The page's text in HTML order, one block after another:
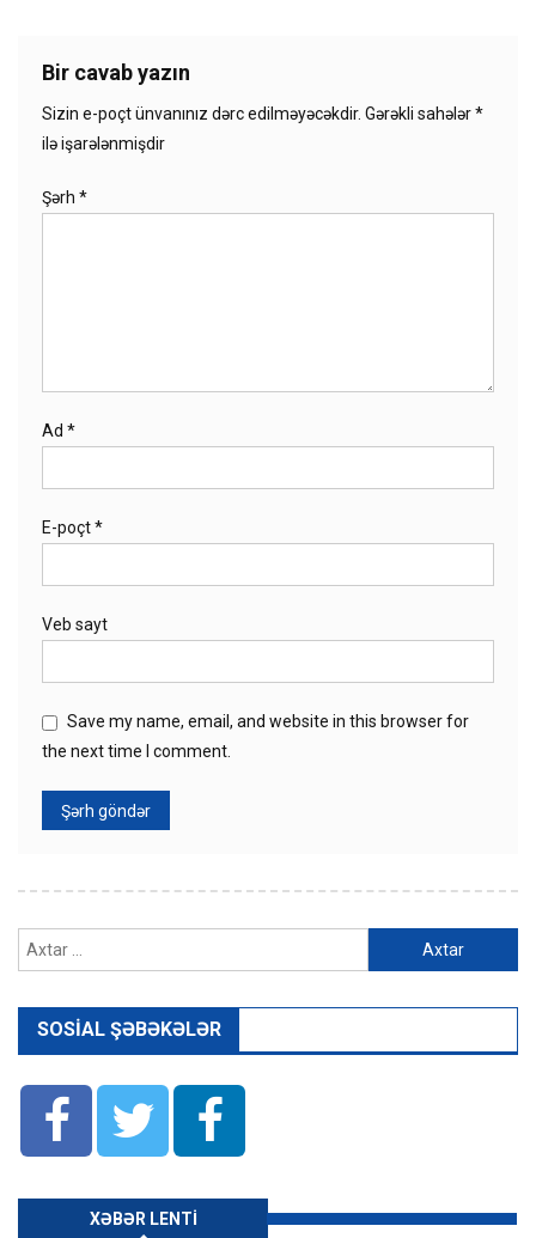
Bir cavab yazın
Sizin e-poçt ünvanınız dərc edilməyəcəkdir. Gərəkli sahələr*
ilə işarələnmişdir
Şərh *
Ad *
E-poçt*
Veb sayt
Save my name, email, and website in this browser for
the next time I comment.
SOSIAL ŞƏBƏKƏLƏR
XƏBƏR LENTI